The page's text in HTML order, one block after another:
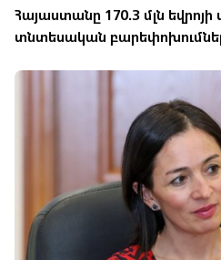
Հայաստանը 170.3 մլն
տնտեսական